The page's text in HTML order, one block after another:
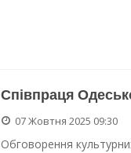
Співпраця
07 Жовтня 2025 09:30
Обговорення